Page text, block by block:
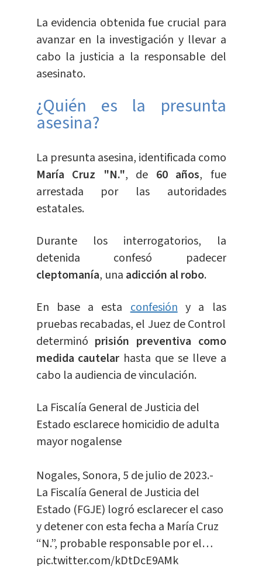
La evidencia obtenida fue crucial para
avanzar en la investigación y llevar a
cabo la justicia a la responsable del
asesinato.
¿Quién es la presunta
asesina?
La presunta asesina, identificada como
María Cruz "N.", de 60 años, fue
arrestada por las autoridades
estatales.
Durante los interrogatorios, la
detenida confesó padecer
cleptomanía, una adicción al robo.
En base a estaconfesióny a las
pruebas recabadas, el Juez de Control
determinó prisión preventiva como
medida cautelar hasta que se lleve a
cabo la audiencia de vinculación.
La Fiscalía General de Justicia del
Estado esclarece homicidio de adulta
mayor nogalense
Nogales, Sonora, 5 de julio de 2023.-
La Fiscalía General de Justicia del
Estado (FGJE) logró esclarecer el caso
y detener con esta fecha a María Cruz
“N.”, probable responsable por el…
pic.twitter.com/kDtDcE9AMk